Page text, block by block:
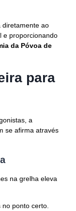
diretamente ao
e proporcionando
da Póvoa de
para
a
se afirma através
na grelha eleva
ponto certo.